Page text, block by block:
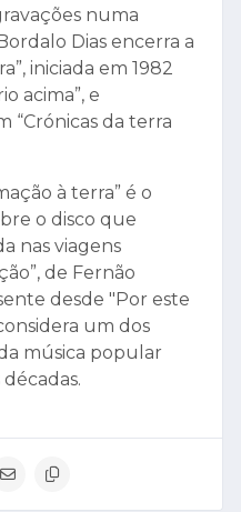
numa
Dias encerra a
iniciada em 1982
acima”, e
“Crónicas da terra
à terra” é o
o disco que
nas viagens
de Fernão
desde "Por este
um dos
música popular